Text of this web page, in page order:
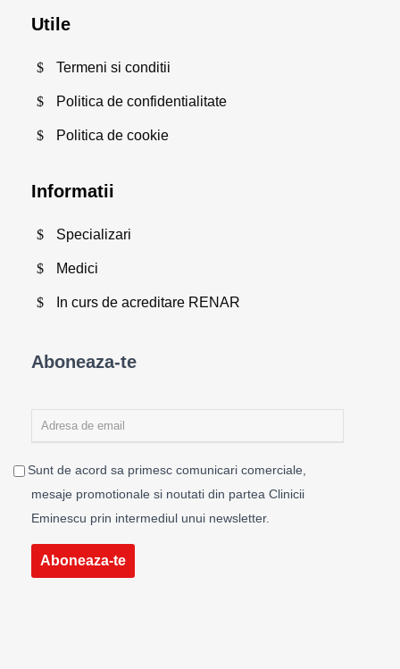
Utile
Termeni si conditii
Politica de confidentialitate
Politica de cookie
Informatii
Specializari
Medici
In curs de acreditare RENAR
Aboneaza-te
Sunt de acord sa primesc comunicari comerciale,
mesaje promotionale si noutati din partea Clinicii
Eminescu prin intermediul unui newsletter.
Aboneaza-te